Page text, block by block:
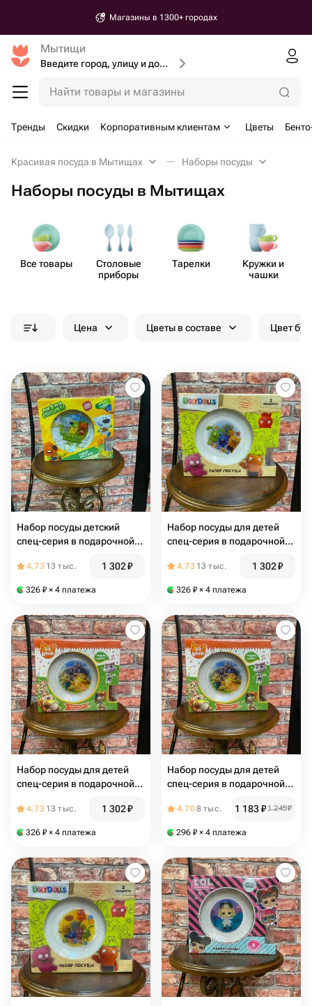
Магазины в 1300+ городах
Мытищи
Введите город, улицу и дом доставки
Найти товары и магазины
Тренды Скидки Корпоративным клиентам Цветы
Красивая посуда в Мытищах Наборы посуды
Наборы посуды в Мытищах
Все товары
Столовые
приборы
Тарелки
Кружки и
чашки
Цена Цветы в составе Цвет
Набор посуды детский
спец-серия в подарочной
4.73 13 тыс. 1 302₽
326 ₽ × 4 платежа
Набор посуды для детей
спец-серия в подарочной
4.73 13 тыс. 1 302₽
326 ₽ × 4 платежа
Набор посуды для детей
спец-серия в подарочной
4.73 13 тыс. 1 302₽
326 ₽ × 4 платежа
Набор посуды для детей
спец-серия в подарочной
4.708 тыс. 1 183₽1 245₽
296 ₽ × 4 платежа